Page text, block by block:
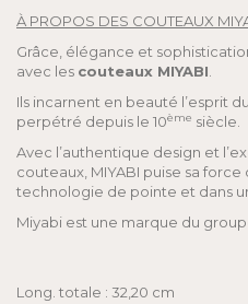
À PROPOS DES COUTEAUX
Grâce, élégance et
avec les couteaux MIYABI
Ils incarnent en beauté l’esprit
perpétré depuis le 10ème siècle.
Avec l’authentique design et
couteaux, MIYABI puise sa force
technologie de pointe et dans
Miyabi est une marque du
Long. totale : 32,20 cm